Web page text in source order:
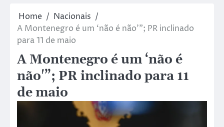
Home
Nacionais
A Montenegro é um ‘não é não'”; PR inclinado
para 11 de maio
A Montenegro é um ‘não é
não'”; PR inclinado para 11
de maio